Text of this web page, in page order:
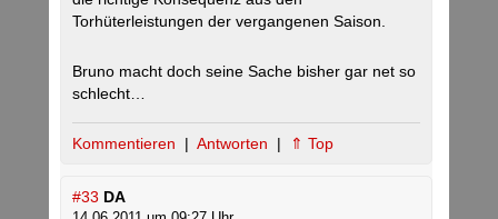
Torhüterleistungen der vergangenen Saison.
Bruno macht doch seine Sache bisher gar net so
schlecht…
Kommentieren | Antworten | ⇑ Top
#33 DA